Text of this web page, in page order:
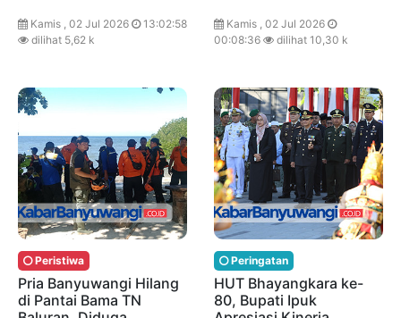
Kamis , 02 Jul 2026
13:02:58
dilihat 5,62 k
Kamis , 02 Jul 2026
00:08:36
dilihat 10,30 k
Peristiwa
Pria Banyuwangi Hilang
di Pantai Bama TN
Peringatan
HUT Bhayangkara ke-
80, Bupati Ipuk